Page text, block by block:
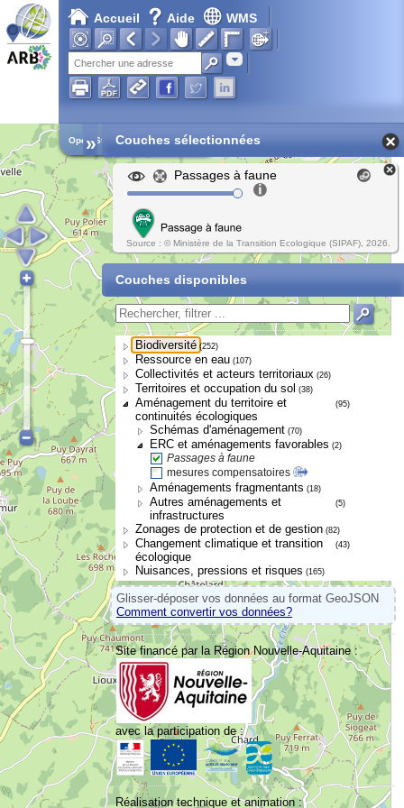
Accueil Aide WMS
Adresse
Open Street Map
» Couches sélectionnées
Passages à faune
Source : © Ministère de la Transition Ecologique (SIPAF), 2026.
Couches disponibles
Biodiversité (252)
Ressource en eau (107)
Collectivités et acteurs territoriaux (26)
Territoires et occupation du sol (38)
Aménagement du territoire et
continuités écologiques
(95)
Schémas d'aménagement (70)
ERC et aménagements favorables (2)
Passages à faune
mesures compensatoires
Aménagements fragmentants (18)
Autres aménagements et
infrastructures
(5)
Zonages de protection et de gestion (82)
Changement climatique et transition
écologique
(43)
Nuisances, pressions et risques (165)
Glisser-déposer vos données au format GeoJSON
Comment convertir vos données?
Site financé par la Région Nouvelle-Aquitaine :
avec la participation de :
Réalisation technique et animation :